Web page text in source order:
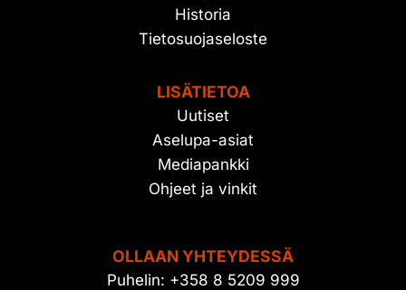
Historia
Tietosuojaseloste
LISÄTIETOA
Uutiset
Aselupa-asiat
Mediapankki
Ohjeet ja vinkit
OLLAAN YHTEYDESSÄ
Puhelin: +358 8 5209 999